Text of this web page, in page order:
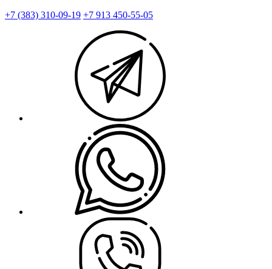
+7 (383) 310-09-19 +7 913 450-55-05